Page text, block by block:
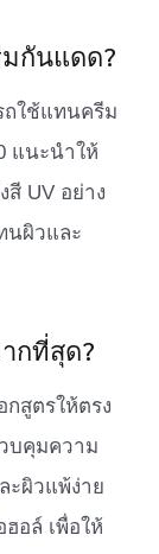
กันแดด?
ถใช้แทนครีม
แนะนำให้
UV อย่าง
นผิวและ
กที่สุด?
สูตรให้ตรง
บคุมความ
ะผิวแพ้ง่าย
อล์ เพื่อให้